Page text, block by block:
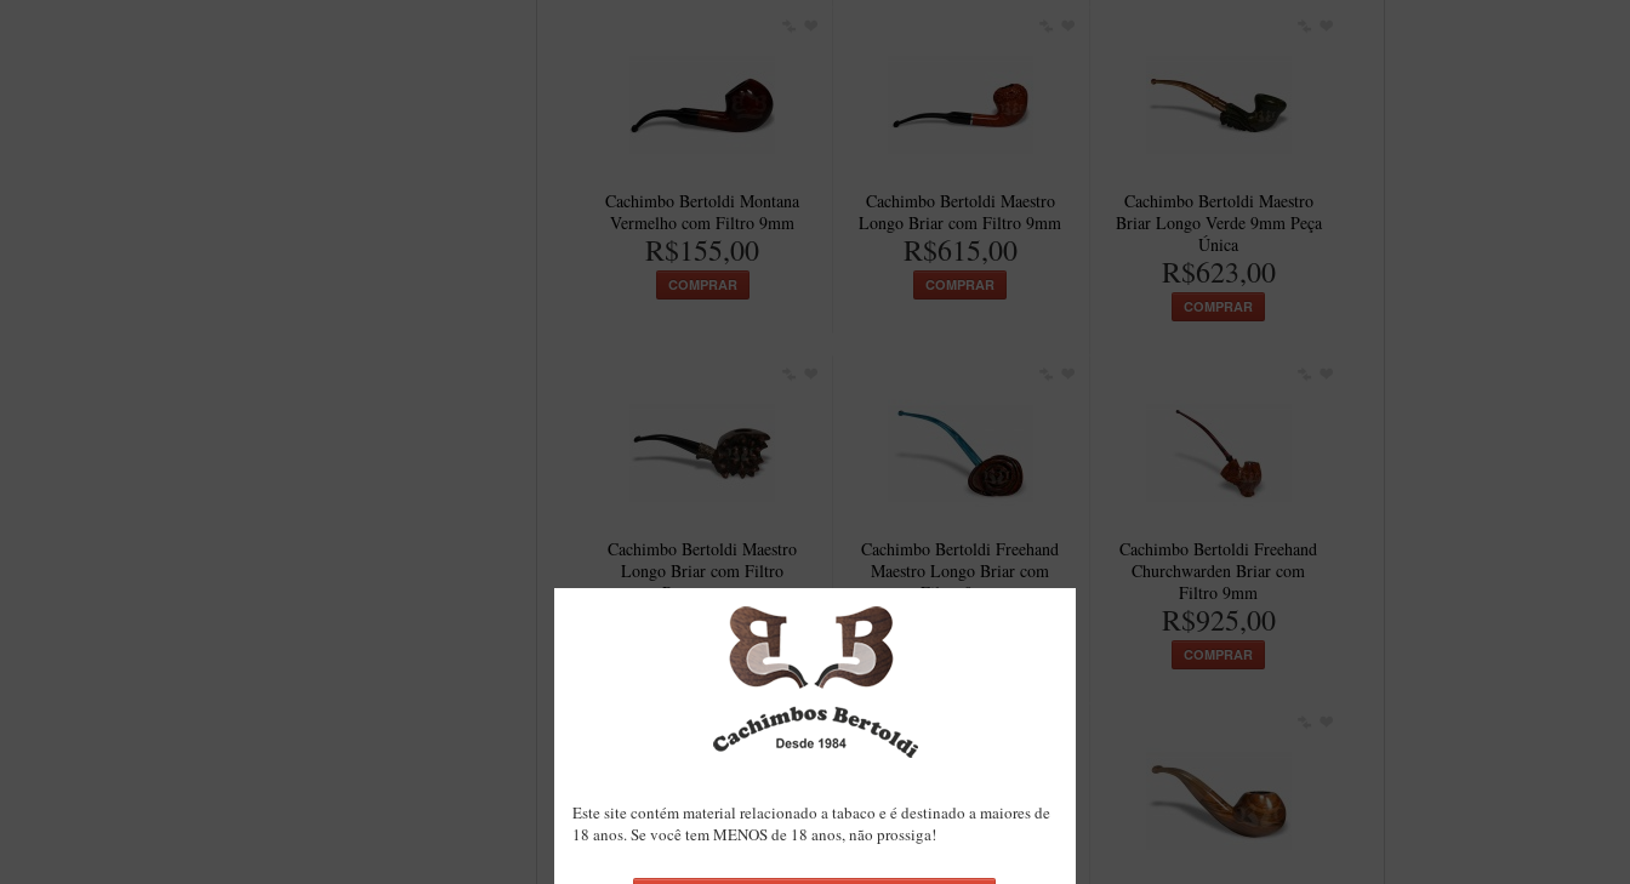
Cachimbo Bertoldi Montana
Vermelho com Filtro 9mm
R$155,00
COMPRAR
Cachimbo Bertoldi Maestro
Longo Briar com Filtro 9mm
R$615,00
COMPRAR
Cachimbo Bertoldi Maestro
Briar Longo Verde 9mm Peça
Única
R$623,00
COMPRAR
Cachimbo Bertoldi Maestro
Longo Briar com Filtro
Permanente
R$925,00
COMPRAR
Cachimbo Bertoldi Freehand
Maestro Longo Briar com
Filtro 9mm
Cachimbo Bertoldi Freehand
Churchwarden Briar com
Filtro 9mm
R$925,00
COMPRAR
Este site contém material relacionado a tabaco e é destinado a maiores de
18 anos. Se você tem MENOS de 18 anos, não prossiga!